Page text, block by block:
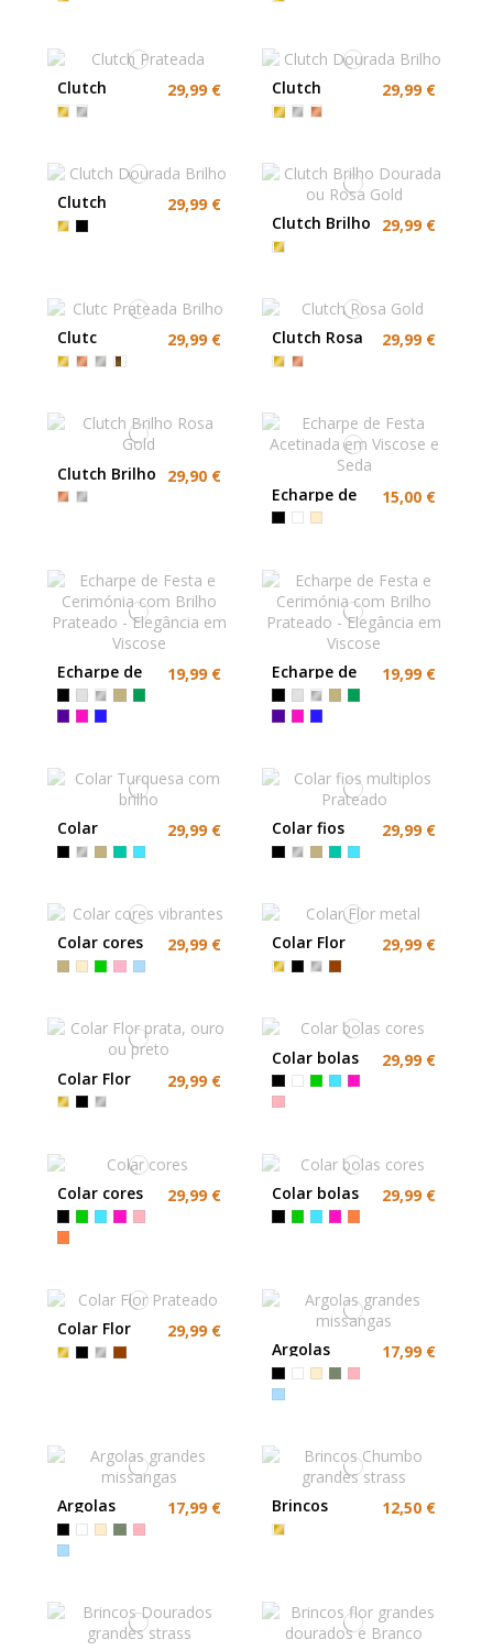
Clutch
Prateada
29,99 €
Clutch
Dourada
Brilho
29,99 €
Clutch
Dourada
Brilho
29,99 €
Clutch Brilho
Dourada ou
Rosa Gold
29,99 €
Clutc
Prateada
Brilho
29,99 €
Clutch Rosa
Gold
29,99 €
Clutch Brilho
Rosa Gold
29,90 €
Echarpe de
Festa
Acetinada
15,00 €
Echarpe de
Festa e
Cerimónia
com Brilho
em Viscose
19,99 €
Echarpe de
Festa e
Cerimónia
com Brilho
em Viscose
19,99 €
Colar
Turquesa
com brilho
29,99 €
Colar fios
multiplos
Prateado
29,99 €
Colar cores
vibrantes
29,99 €
Colar Flor
metal
29,99 €
Colar Flor
prata, ouro
ou preto
29,99 €
Colar bolas
cores
29,99 €
Colar cores 29,99 €
Colar bolas
cores
29,99 €
Colar Flor
Prateado
29,99 €
Argolas
grandes
missangas
17,99 €
Argolas
grandes
missangas
17,99 €
Brincos
Chumbo
grandes
12,50 €